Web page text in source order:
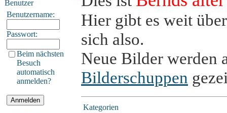
Benutzer
Benutzername:
Passwort:
Beim nächsten
Besuch
automatisch
anmelden?
Hier gibt es weit
sich also.
Neue Bilder werden
Bilderschuppen
Kategorien